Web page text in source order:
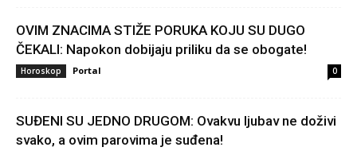
OVIM ZNACIMA STIŽE PORUKA KOJU SU DUGO
ČEKALI: Napokon dobijaju priliku da se obogate!
Horoskop Portal 0
SUĐENI SU JEDNO DRUGOM: Ovakvu ljubav ne doživi
svako, a ovim parovima je suđena!